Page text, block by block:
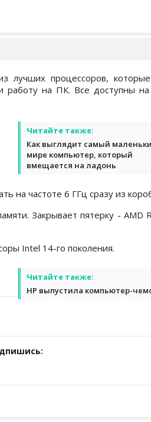
лучших процессоров,
работу на ПК. Все доступны
Читайте также:
Как выглядит самый
мире компьютер, который
вмещается на ладонь
на частоте 6 ГГц сразу из
Закрывает пятерку - AMD
Intel 14-го поколения.
Читайте также:
HP выпустила компьютер-